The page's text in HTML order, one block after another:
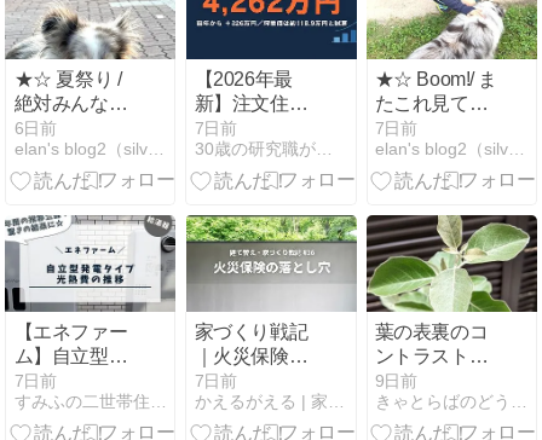
★☆ 夏祭り /
絶対みんな欲
求不満。
6日前
elan's blog2（silva's diary）
【2026年最
新】注文住宅
の相場は4,262
万円｜坪単価
も試算
7日前
30歳の研究職がアイ工務店で建てる延床50坪の家
★☆ Boom!/ ま
たこれ見て泣
くねん。
7日前
elan's blog2（silva's diary）
【エネファー
ム】自立型発
電タイプに買
い換えて1
年！光熱費の
7日前
すみふの二世帯住宅 建てて暮らして思うこと
家づくり戦記
｜火災保険を
比較してみ
た － 12万円
安くなっ
7日前
かえるがえる | 家づくり戦線異状あり
葉の表裏のコ
ントラストが
魅力！シマグ
ミ育成記
9日前
きゃとらばのどうしようもないブログ 〜男子の育児〜